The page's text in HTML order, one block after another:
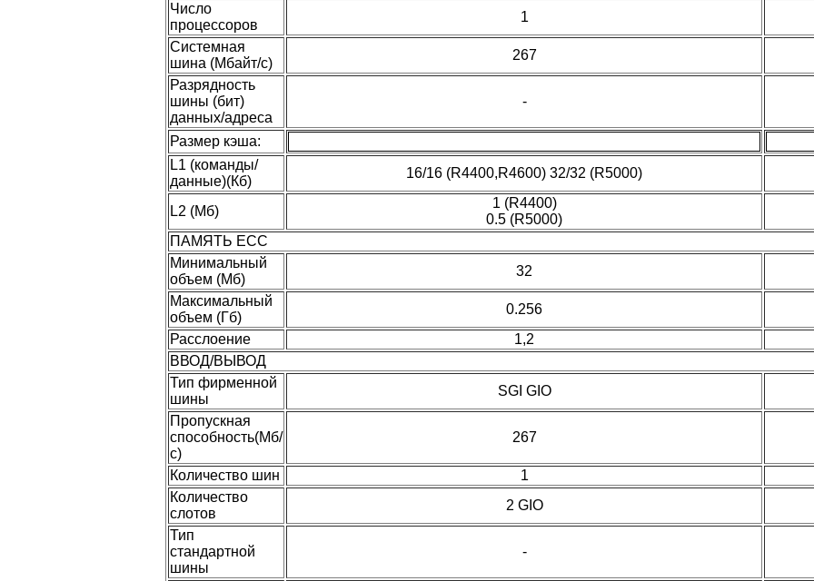
Число
процессоров
1
Системная
шина (Мбайт/с)
267
Разрядность
шины (бит)
данных/адреса
-
Размер кэша:
L1 (команды/
данные)(Кб)
16/16 (R4400,R4600) 32/32 (R5000)
L2 (Мб)
1 (R4400)
0.5 (R5000)
ПАМЯТЬ ECC
Минимальный
объем (Мб)
32
Максимальный
объем (Гб)
0.256
Расслоение
1,2
ВВОД/ВЫВОД
Тип фирменной
шины
SGI GIO
Пропускная
способность(Мб/
с)
267
Количество шин 1
Количество
слотов
2 GIO
Тип
стандартной
шины
-